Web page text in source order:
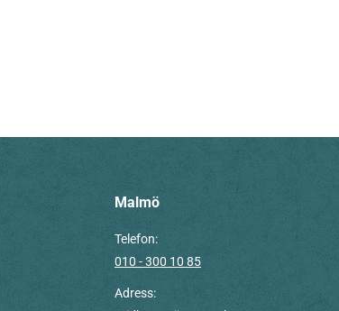
Malmö
Telefon:
010 - 300 10 85
Adress: